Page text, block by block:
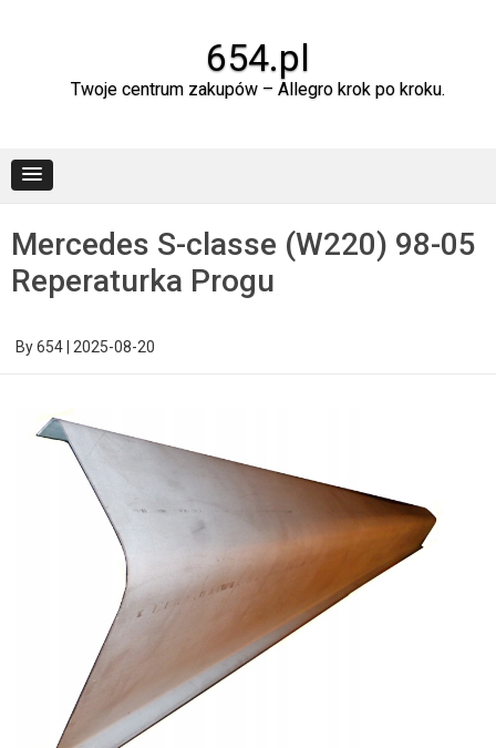
654.pl
Twoje centrum zakupów – Allegro krok po kroku.
Mercedes S-classe (W220) 98-05
Reperaturka Progu
By654 2025-08-20